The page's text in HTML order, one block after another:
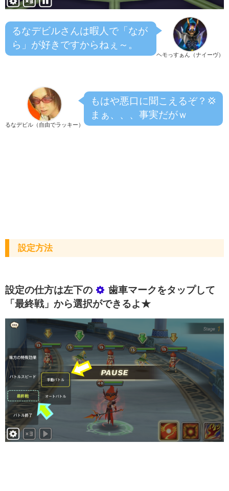
ヘモっすぁん（ナイーヴ）
るなデビルさんは暇人で「なが
ら」が好きですからねぇ～。
るなデビル（自由でラッキー）
もはや悪口に聞こえるぞ？💢
まぁ、、、事実だがｗ
設定方法
設定の仕方は左下の
歯車マークをタップして
「最終戦」から選択ができるよ★